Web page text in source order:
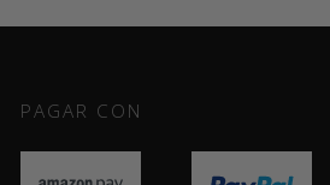
PAGAR CON